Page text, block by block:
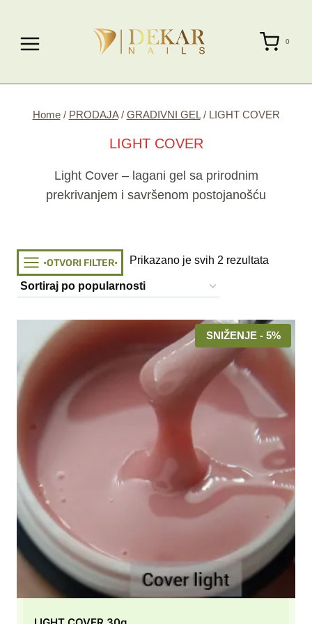
content
0
Home / PRODAJA / GRADIVNI GEL / LIGHT COVER
LIGHT COVER
Light Cover – lagani gel sa prirodnim
prekrivanjem i savršenom postojanošću
•OTVORI FILTER• Prikazano je svih 2 rezultata
SNIŽENJE - 5%